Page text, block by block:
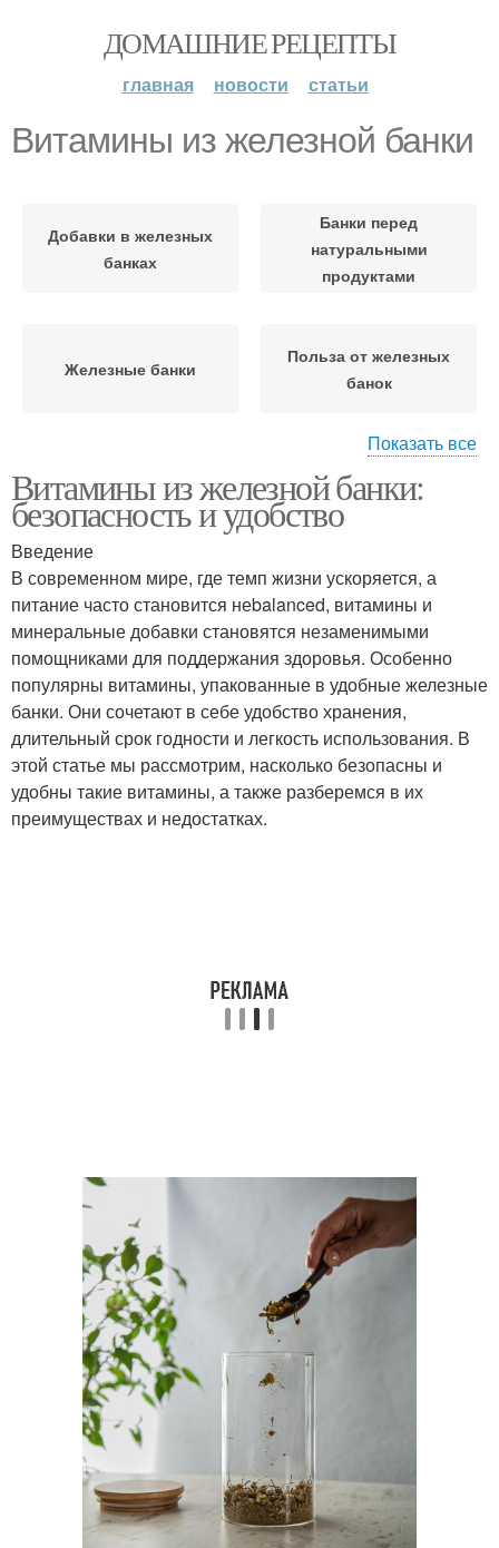
ДОМАШНИЕ РЕЦЕПТЫ
главная новости статьи
Витамины из железной банки
Добавки в железных
банках
Банки перед
натуральными
продуктами
Железные банки
Польза от железных
банок
Банки для витаминов Витамины от света
Витамины в железных
банках
Банки на
эффективность
Показать все
Витамины из железной банки:
безопасность и удобство
Введение
В современном мире, где темп жизни ускоряется, а
питание часто становится неbalanced, витамины и
минеральные добавки становятся незаменимыми
помощниками для поддержания здоровья. Особенно
популярны витамины, упакованные в удобные железные
банки. Они сочетают в себе удобство хранения,
длительный срок годности и легкость использования. В
этой статье мы рассмотрим, насколько безопасны и
удобны такие витамины, а также разберемся в их
преимуществах и недостатках.